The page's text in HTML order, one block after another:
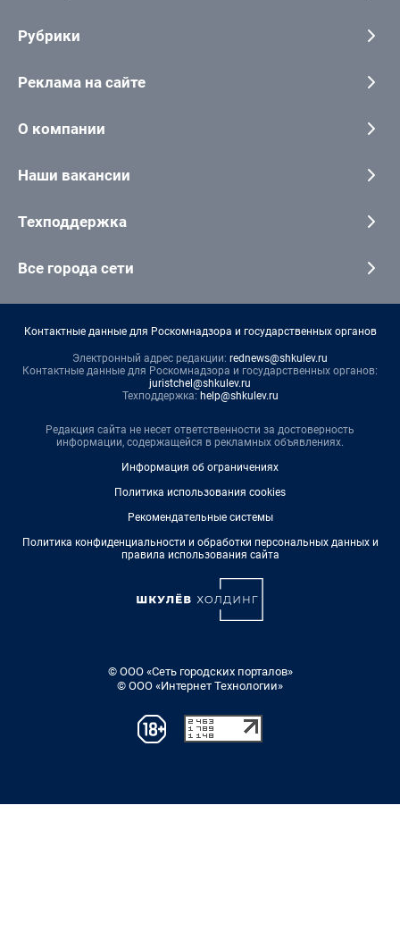
Рубрики
Реклама на сайте
О компании
Наши вакансии
Техподдержка
Все города сети
Контактные данные для Роскомнадзора и государственных органов
Электронный адрес редакции: rednews@shkulev.ru
Контактные данные для Роскомнадзора и государственных органов:
juristchel@shkulev.ru
Техподдержка: help@shkulev.ru
Редакция сайта не несет ответственности за достоверность
информации, содержащейся в рекламных объявлениях.
Информация об ограничениях
Политика использования cookies
Рекомендательные системы
Политика конфиденциальности и обработки персональных данных и
правила использования сайта
© ООО «Сеть городских порталов»
© ООО «Интернет Технологии»